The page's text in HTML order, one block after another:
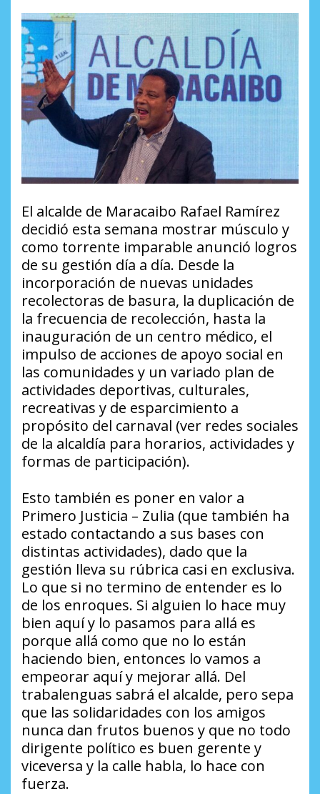
El alcalde de Maracaibo Rafael Ramírez
decidió esta semana mostrar músculo y
como torrente imparable anunció logros
de su gestión día a día. Desde la
incorporación de nuevas unidades
recolectoras de basura, la duplicación de
la frecuencia de recolección, hasta la
inauguración de un centro médico, el
impulso de acciones de apoyo social en
las comunidades y un variado plan de
actividades deportivas, culturales,
recreativas y de esparcimiento a
propósito del carnaval (ver redes sociales
de la alcaldía para horarios, actividades y
formas de participación).
Esto también es poner en valor a
Primero Justicia – Zulia (que también ha
estado contactando a sus bases con
distintas actividades), dado que la
gestión lleva su rúbrica casi en exclusiva.
Lo que si no termino de entender es lo
de los enroques. Si alguien lo hace muy
bien aquí y lo pasamos para allá es
porque allá como que no lo están
haciendo bien, entonces lo vamos a
empeorar aquí y mejorar allá. Del
trabalenguas sabrá el alcalde, pero sepa
que las solidaridades con los amigos
nunca dan frutos buenos y que no todo
dirigente político es buen gerente y
viceversa y la calle habla, lo hace con
fuerza.